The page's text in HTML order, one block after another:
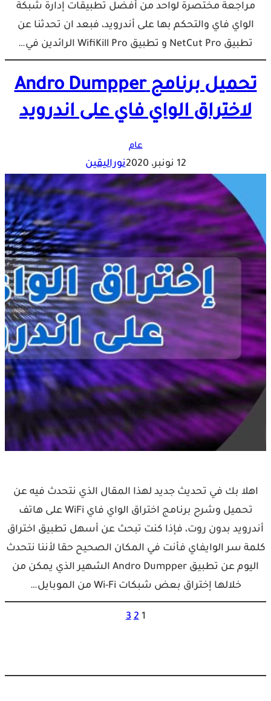
مراجعة مختصرة لواحد من أفضل تطبيقات إدارة شبكة
الواي فاي والتحكم بها على أندرويد، فبعد ان تحدثنا عن
تطبيق NetCut Pro و تطبيق WifiKill Pro الرائدين في…
تحميل برنامج Andro Dumpper
لاختراق الواي فاي على اندرويد
عام
12 نونبر، 2020 نوراليقين
اهلا بك في تحديث جديد لهذا المقال الذي نتحدث فيه عن
تحميل وشرح برنامج اختراق الواي فاي WiFi على هاتف
أندرويد بدون روت، فإذا كنت تبحث عن أسهل تطبيق اختراق
كلمة سر الوايفاي فأنت في المكان الصحيح حقا لأننا نتحدث
اليوم عن تطبيق Andro Dumpper الشهير الذي يمكن من
خلالها إختراق بعض شبكات Wi-Fi من الموبايل…
1
2
3